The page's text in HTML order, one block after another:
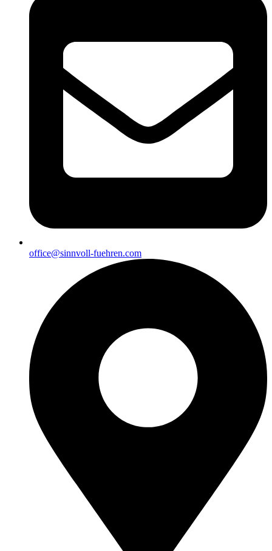
office@sinnvoll-fuehren.com